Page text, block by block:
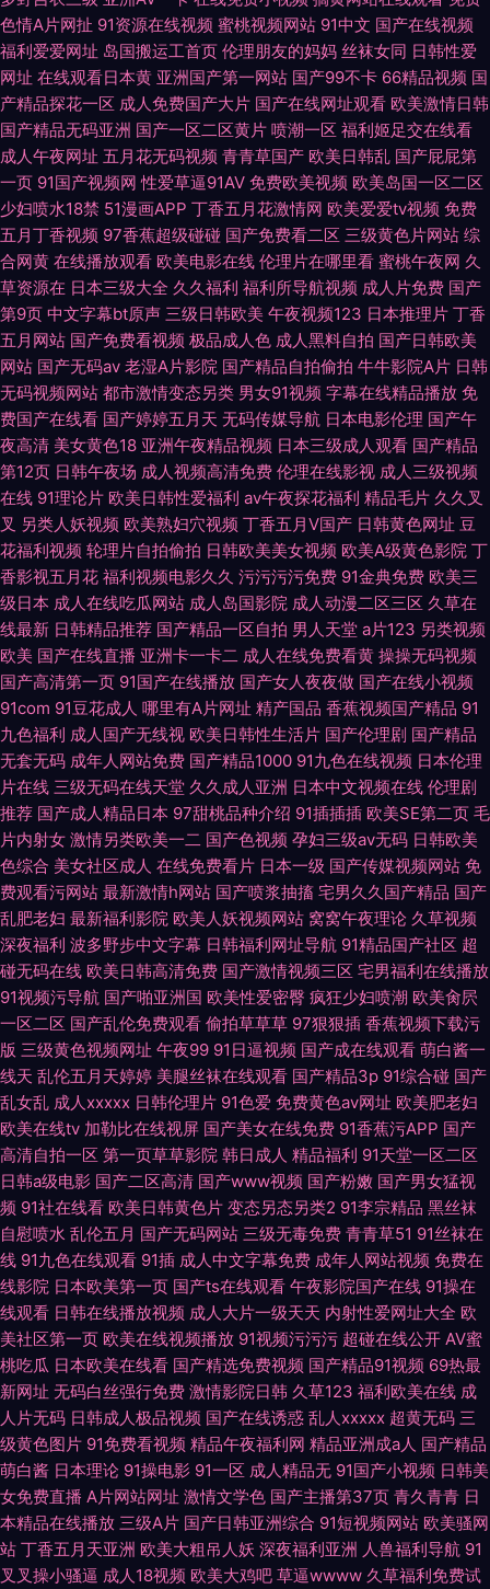
色情A片网扯 91资源在线视频 蜜桃视频网站 91中文 国产在线视频
福利爱爱网址 岛国搬运工首页 伦理朋友的妈妈 丝袜女同 日韩性爱
网址 在线观看日本黄 亚洲国产第一网站 国产99不卡 66精品视频 国
产精品探花一区 成人免费国产大片 国产在线网址观看 欧美激情日韩
国产精品无码亚洲 国产一区二区黄片 喷潮一区 福利姬足交在线看
成人午夜网址 五月花无码视频 青青草国产 欧美日韩乱 国产屁屁第
一页 91国产视频网 性爱草逼91AV 免费欧美视频 欧美岛国一区二区
少妇喷水18禁 51漫画APP 丁香五月花激情网 欧美爱爱tv视频 免费
五月丁香视频 97香蕉超级碰碰 国产免费看二区 三级黄色片网站 综
合网黄 在线播放观看 欧美电影在线 伦理片在哪里看 蜜桃午夜网 久
草资源在 日本三级大全 久久福利 福利所导航视频 成人片免费 国产
第9页 中文字幕bt原声 三级日韩欧美 午夜视频123 日本推理片 丁香
五月网站 国产免费看视频 极品成人色 成人黑料自拍 国产日韩欧美
网站 国产无码av 老湿A片影院 国产精品自拍偷拍 牛牛影院A片 日韩
无码视频网站 都市激情变态另类 男女91视频 字幕在线精品播放 免
费国产在线看 国产婷婷五月天 无码传媒导航 日本电影伦理 国产午
夜高清 美女黄色18 亚洲午夜精品视频 日本三级成人观看 国产精品
第12页 日韩午夜场 成人视频高清免费 伦理在线影视 成人三级视频
在线 91理论片 欧美日韩性爱福利 av午夜探花福利 精品毛片 久久叉
叉 另类人妖视频 欧美熟妇穴视频 丁香五月V国产 日韩黄色网址 豆
花福利视频 轮理片自拍偷拍 日韩欧美美女视频 欧美A级黄色影院 丁
香影视五月花 福利视频电影久久 污污污污免费 91金典免费 欧美三
级日本 成人在线吃瓜网站 成人岛国影院 成人动漫二区三区 久草在
线最新 日韩精品推荐 国产精品一区自拍 男人天堂 a片123 另类视频
欧美 国产在线直播 亚洲卡一卡二 成人在线免费看黄 操操无码视频
国产高清第一页 91国产在线播放 国产女人夜夜做 国产在线小视频
91com 91豆花成人 哪里有A片网址 精产国品 香蕉视频国产精品 91
九色福利 成人国产无线视 欧美日韩性生活片 国产伦理剧 国产精品
无套无码 成年人网站免费 国产精品1000 91九色在线视频 日本伦理
片在线 三级无码在线天堂 久久成人亚洲 日本中文视频在线 伦理剧
推荐 国产成人精品日本 97甜桃品种介绍 91插插插 欧美SE第二页 毛
片内射女 激情另类欧美一二 国产色视频 孕妇三级av无码 日韩欧美
色综合 美女社区成人 在线免费看片 日本一级 国产传媒视频网站 免
费观看污网站 最新激情h网站 国产喷浆抽搐 宅男久久国产精品 国产
乱肥老妇 最新福利影院 欧美人妖视频网站 窝窝午夜理论 久草视频
深夜福利 波多野步中文字幕 日韩福利网址导航 91精品国产社区 超
碰无码在线 欧美日韩高清免费 国产激情视频三区 宅男福利在线播放
91视频污导航 国产啪亚洲国 欧美性爱密臀 疯狂少妇喷潮 欧美肏屄
一区二区 国产乱伦免费观看 偷拍草草草 97狠狠插 香蕉视频下载污
版 三级黄色视频网址 午夜99 91日逼视频 国产成在线观看 萌白酱一
线天 乱伦五月天婷婷 美腿丝袜在线观看 国产精品3p 91综合碰 国产
乱女乱 成人xxxxx 日韩伦理片 91色爱 免费黄色av网址 欧美肥老妇
欧美在线tv 加勒比在线视屏 国产美女在线免费 91香蕉污APP 国产
高清自拍一区 第一页草草影院 韩日成人 精品福利 91天堂一区二区
日韩a级电影 国产二区高清 国产www视频 国产粉嫩 国产男女猛视
频 91社在线看 欧美日韩黄色片 变态另态另类2 91李宗精品 黑丝袜
自慰喷水 乱伦五月 国产无码网站 三级无毒免费 青青草51 91丝袜在
线 91九色在线观看 91插 成人中文字幕免费 成年人网站视频 免费在
线影院 日本欧美第一页 国产ts在线观看 午夜影院国产在线 91操在
线观看 日韩在线播放视频 成人大片一级天天 内射性爱网址大全 欧
美社区第一页 欧美在线视频播放 91视频污污污 超碰在线公开 AV蜜
桃吃瓜 日本欧美在线看 国产精选免费视频 国产精品91视频 69热最
新网址 无码白丝强行免费 激情影院日韩 久草123 福利欧美在线 成
人片无码 日韩成人极品视频 国产在线诱惑 乱人xxxxx 超黄无码 三
级黄色图片 91免费看视频 精品午夜福利网 精品亚洲成a人 国产精品
萌白酱 日本理论 91操电影 91一区 成人精品无 91国产小视频 日韩美
女免费直播 A片网站网址 激情文学色 国产主播第37页 青久青青 日
本精品在线播放 三级A片 国产日韩亚洲综合 91短视频网站 欧美骚网
站 丁香五月天亚洲 欧美大粗吊人妖 深夜福利亚洲 人兽福利导航 91
叉叉操小骚逼 成人18视频 欧美大鸡吧 草逼wwww 久草福利免费试